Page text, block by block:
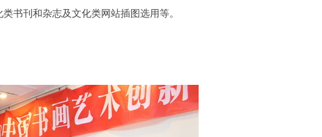
书刊和杂志及文化类网站插图选用等。